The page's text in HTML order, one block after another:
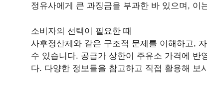
정유사에게 큰 과징금을 부과한 바 있으며, 이
소비자의 선택이 필요한 때
사후정산제와 같은 구조적 문제를 이해하고,
수 있습니다. 공급가 상한이 주유소 가격에 반
다. 다양한 정보들을 참고하고 직접 활용해 보